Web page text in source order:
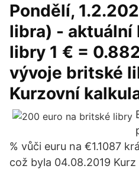
Pondělí,
libra) - aktuální
libry 1 € =
vývoje britské
Kurzovní
% vůči euru na €1.1087
což byla 04.08.2019